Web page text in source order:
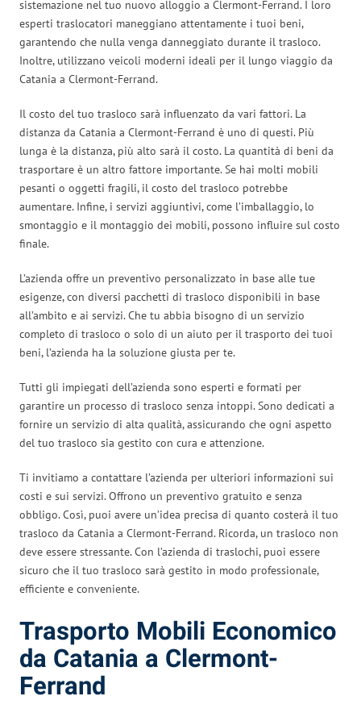
sistemazione nel tuo nuovo alloggio a Clermont-Ferrand. I loro
esperti traslocatori maneggiano attentamente i tuoi beni,
garantendo che nulla venga danneggiato durante il trasloco.
Inoltre, utilizzano veicoli moderni ideali per il lungo viaggio da
Catania a Clermont-Ferrand.
Il costo del tuo trasloco sarà influenzato da vari fattori. La
distanza da Catania a Clermont-Ferrand è uno di questi. Più
lunga è la distanza, più alto sarà il costo. La quantità di beni da
trasportare è un altro fattore importante. Se hai molti mobili
pesanti o oggetti fragili, il costo del trasloco potrebbe
aumentare. Infine, i servizi aggiuntivi, come l’imballaggio, lo
smontaggio e il montaggio dei mobili, possono influire sul costo
finale.
L’azienda offre un preventivo personalizzato in base alle tue
esigenze, con diversi pacchetti di trasloco disponibili in base
all’ambito e ai servizi. Che tu abbia bisogno di un servizio
completo di trasloco o solo di un aiuto per il trasporto dei tuoi
beni, l’azienda ha la soluzione giusta per te.
Tutti gli impiegati dell’azienda sono esperti e formati per
garantire un processo di trasloco senza intoppi. Sono dedicati a
fornire un servizio di alta qualità, assicurando che ogni aspetto
del tuo trasloco sia gestito con cura e attenzione.
Ti invitiamo a contattare l’azienda per ulteriori informazioni sui
costi e sui servizi. Offrono un preventivo gratuito e senza
obbligo. Così, puoi avere un’idea precisa di quanto costerà il tuo
trasloco da Catania a Clermont-Ferrand. Ricorda, un trasloco non
deve essere stressante. Con l’azienda di traslochi, puoi essere
sicuro che il tuo trasloco sarà gestito in modo professionale,
efficiente e conveniente.
Trasporto Mobili Economico
da Catania a Clermont-
Ferrand